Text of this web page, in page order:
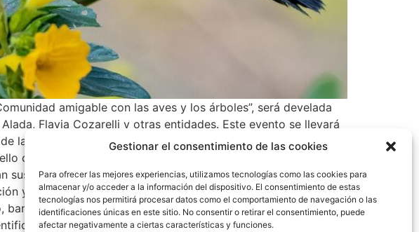
Gestionar el consentimiento de las cookies
Para ofrecer las mejores experiencias, utilizamos tecnologías como las cookies para
almacenar y/o acceder a la información del dispositivo. El consentimiento de estas
tecnologías nos permitirá procesar datos como el comportamiento de navegación o las
identificaciones únicas en este sitio. No consentir o retirar el consentimiento, puede
afectar negativamente a ciertas características y funciones.
amigable con las aves y los árboles”, será develada
Flavia Cozarelli y otras entidades. Este evento se llevará
la tercera versión del Panamá Bird Festival, cuyas actividades
como en el pasillo jirafa de Albrook Mall. “El Cangrejo es la
sustento, percha y descanso en medio de un oasis natural,
y solaz» expresó Cozzarelli. Se indicó que El Cangrejo
de periquitos y loros entre otros; que en adelante a
con códigos QR, las especies tanto de árboles como